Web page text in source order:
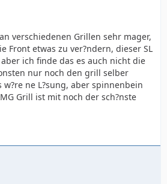
verschiedenen Grillen sehr mager,
Front etwas zu ver?ndern, dieser SL
ich finde das es auch nicht die
nur noch den grill selber
w?re ne L?sung, aber spinnenbein
Grill ist mit noch der sch?nste